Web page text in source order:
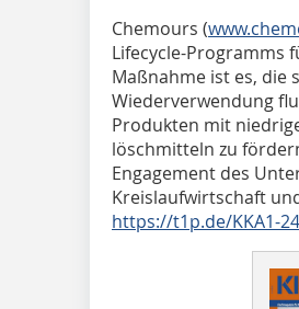
Chemours (
Lifecycle-Programms
Maßnahme ist es, die
Wiederverwendung
Produkten mit
löschmitteln zu
Engagement des
Kreislaufwirtschaft
https://t1p.de/KKA1-